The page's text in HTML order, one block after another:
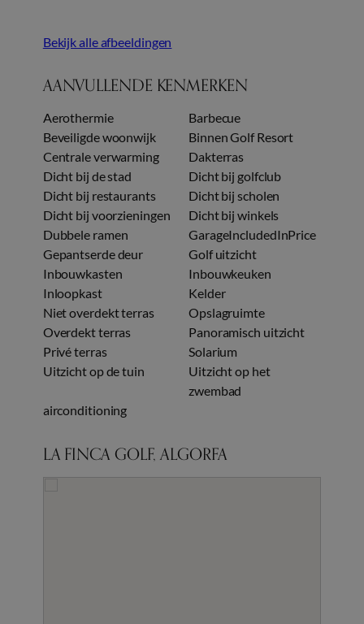
Bekijk alle afbeeldingen
AANVULLENDE KENMERKEN
Aerothermie
Barbecue
Beveiligde woonwijk
Binnen Golf Resort
Centrale verwarming
Dakterras
Dicht bij de stad
Dicht bij golfclub
Dicht bij restaurants
Dicht bij scholen
Dicht bij voorzieningen
Dicht bij winkels
Dubbele ramen
GarageIncludedInPrice
Gepantserde deur
Golf uitzicht
Inbouwkasten
Inbouwkeuken
Inloopkast
Kelder
Niet overdekt terras
Opslagruimte
Overdekt terras
Panoramisch uitzicht
Privé terras
Solarium
Uitzicht op de tuin
Uitzicht op het
zwembad
airconditioning
LA FINCA GOLF, ALGORFA